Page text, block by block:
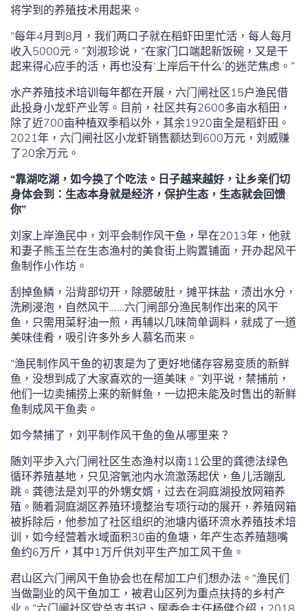
将学到的养殖技术用起来。
“每年4月到8月，我们两口子就在稻虾田里忙活，每人每月
收入5000元。”刘淑珍说，“在家门口端起新饭碗，又是干
起来得心应手的活，再也没有‘上岸后干什么’的迷茫焦虑。”
水产养殖技术培训每年都在开展，六门闸社区15户渔民借
此投身小龙虾产业等。目前，社区共有2600多亩水稻田，
除了近700亩种植双季稻以外，其余1920亩全是稻虾田。
2021年，六门闸社区小龙虾销售额达到600万元，刘威赚
了20余万元。
“靠湖吃湖，如今换了个吃法。日子越来越好，让乡亲们切
身体会到：生态本身就是经济，保护生态，生态就会回馈
你”
刘家上岸渔民中，刘平会制作风干鱼，早在2013年，他就
和妻子熊玉兰在生态渔村的美食街上购置铺面，开办起风干
鱼制作小作坊。
刮掉鱼鳞，沿背部切开，除腮破肚，摊平抹盐，渍出水分，
洗刷浸泡，自然风干……六门闸部分渔民制作出来的风干
鱼，只需用菜籽油一煎，再辅以几味简单调料，就成了一道
美味佳肴，吸引许多外乡人慕名而来。
“渔民制作风干鱼的初衷是为了更好地储存容易变质的新鲜
鱼，没想到成了大家喜欢的一道美味。”刘平说，禁捕前，
他们一边卖捕捞上来的新鲜鱼，一边把未能及时售出的新鲜
鱼制成风干鱼卖。
如今禁捕了，刘平制作风干鱼的鱼从哪里来？
随刘平步入六门闸社区生态渔村以南11公里的龚德法绿色
循环养殖基地，只见溶氧池内水流激荡起伏，鱼儿活蹦乱
跳。龚德法是刘平的外甥女婿，过去在洞庭湖投放网箱养
殖。随着洞庭湖区养殖环境整治专项行动的展开，养殖网箱
被拆除后，他参加了社区组织的池塘内循环流水养殖技术培
训，如今经营着水域面积30亩的鱼塘，年产生态养殖翘嘴
鱼约6万斤，其中1万斤供刘平生产加工风干鱼。
君山区六门闸风干鱼协会也在帮加工户们想办法。“渔民们
当做副业的风干鱼加工，被君山区列为重点扶持的乡村产